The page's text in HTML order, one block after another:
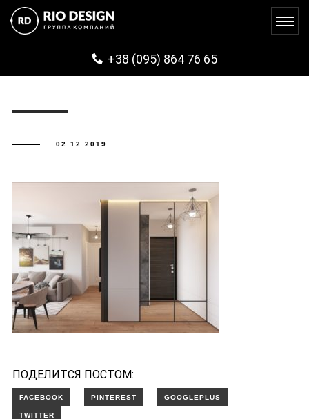
+38 (095) 864 76 65
FAYNTAUN (11)
02.12.2019
ПОДЕЛИТСЯ ПОСТОМ: